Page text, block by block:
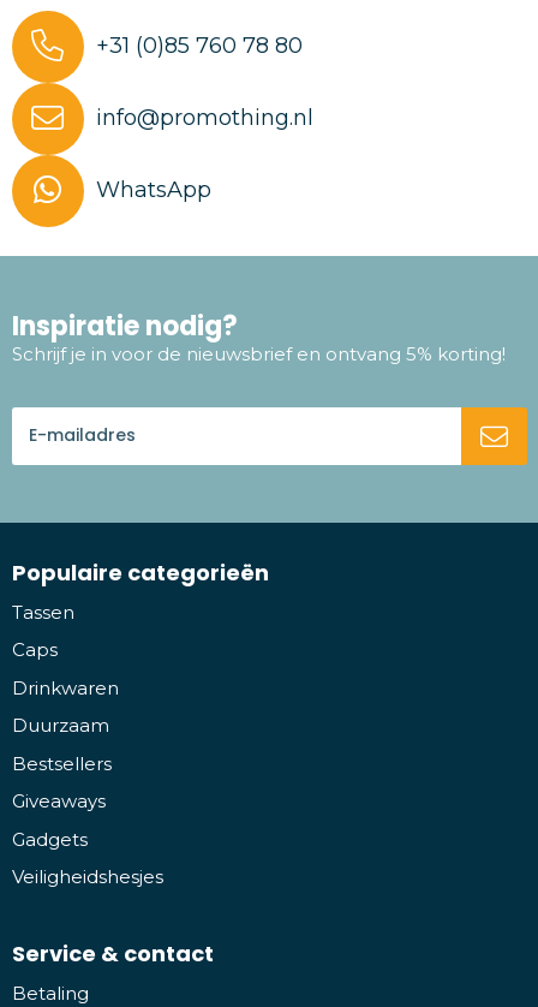
+31 (0)85 760 78 80
info@promothing.nl
WhatsApp
Inspiratie nodig?
Schrijf je in voor de nieuwsbrief en ontvang 5% korting!
Populaire categorieën
Tassen
Caps
Drinkwaren
Duurzaam
Bestsellers
Giveaways
Gadgets
Veiligheidshesjes
Service & contact
Betaling